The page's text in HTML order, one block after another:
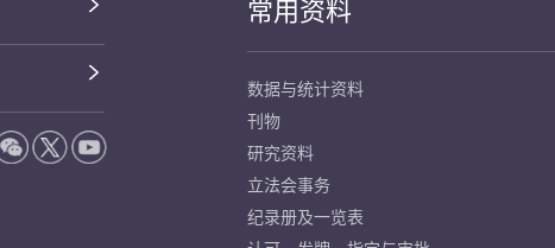
常用资料
数据与统计资料
刊物
研究资料
立法会事务
纪录册及一览表